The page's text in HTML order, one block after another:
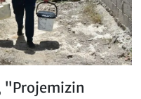
"Projemizin